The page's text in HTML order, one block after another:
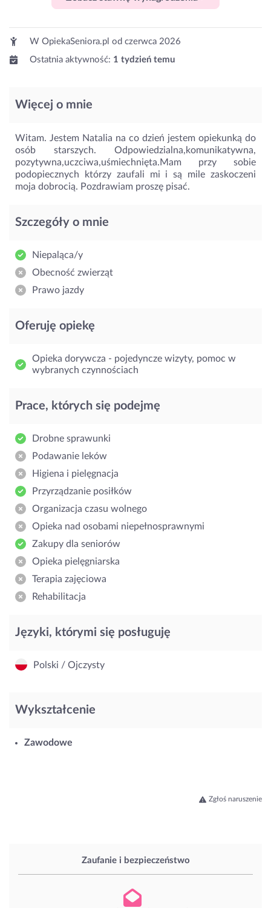
W OpiekaSeniora.pl od czerwca 2026
Ostatnia aktywność: 1 tydzień temu
Zaufanie i bezpieczeństwo
Więcej o mnie
Witam. Jestem Natalia na co dzień jestem opiekunką do
osób starszych. Odpowiedzialna,komunikatywna,
pozytywna,uczciwa,uśmiechnięta.Mam przy sobie
podopiecznych którzy zaufali mi i są mile zaskoczeni
moja dobrocią. Pozdrawiam proszę pisać.
Szczegóły o mnie
Niepaląca/y
Obecność zwierząt
Prawo jazdy
Oferuję opiekę
Opieka dorywcza - pojedyncze wizyty, pomoc w
wybranych czynnościach
Prace, których się podejmę
Drobne sprawunki
Podawanie leków
Higiena i pielęgnacja
Przyrządzanie posiłków
Organizacja czasu wolnego
Opieka nad osobami niepełnosprawnymi
Zakupy dla seniorów
Opieka pielęgniarska
Terapia zajęciowa
Rehabilitacja
Języki, którymi się posługuję
Polski / Ojczysty
Wykształcenie
Zawodowe
Zgłoś naruszenie